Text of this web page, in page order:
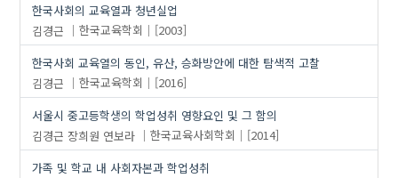
한국사회의 교육열과 청년실업
김경근
한국교육학회
[2003]
한국사회 교육열의 동인, 유산, 승화방안에 대한 탐색적 고찰
김경근
한국교육학회
[2016]
서울시 중고등학생의 학업성취 영향요인 및 그 함의
김경근 장희원 연보라 한국교육사회학회
[2014]
가족 및 학교 내 사회자본과 학업성취